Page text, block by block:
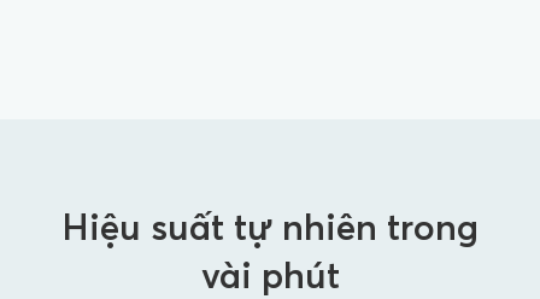
Hiệu suất tự nhiên trong
vài phút